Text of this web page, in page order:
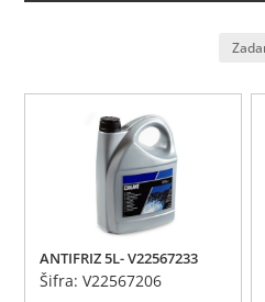
ANTIFRIZ 5L- V22567233
Šifra: V22567206